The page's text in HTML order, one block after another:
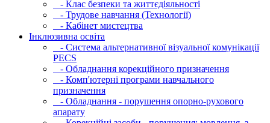
- Клас безпеки та життєдіяльності
- Трудове навчання (Технології)
- Кабінет мистецтва
Інклюзивна освіта
- Система альтернативної візуальної комунікації
PECS
- Обладнання корекційного призначення
- Комп'ютерні програми навчального
призначення
- Обладнання - порушення опорно-рухового
апарату